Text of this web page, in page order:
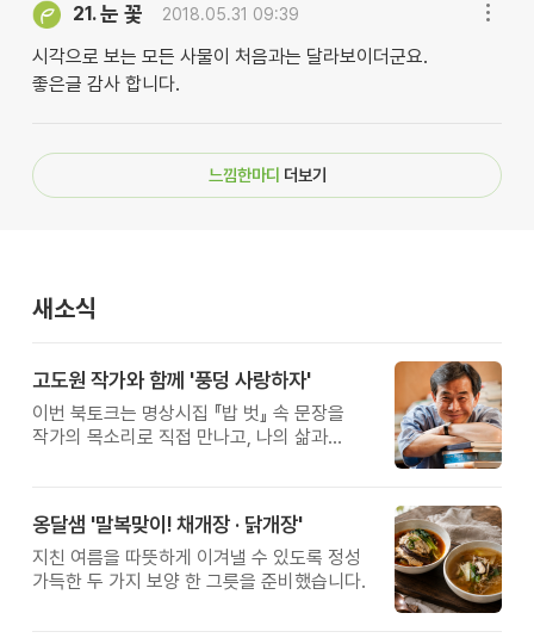
21.눈 꽃 2018.05.31 09:39
시각으로 보는 모든 사물이 처음과는 달라보이더군요.
좋은글 감사 합니다.
느낌한마디 더보기
새소식
고도원 작가와 함께 '풍덩 사랑하자'
이번 북토크는 명상시집 『밥 벗』 속 문장을
작가의 목소리로 직접 만나고, 나의 삶과
옹달샘 '말복맞이! 채개장 · 닭개장'
지친 여름을 따뜻하게 이겨낼 수 있도록 정성
가득한 두 가지 보양 한 그릇을 준비했습니다.